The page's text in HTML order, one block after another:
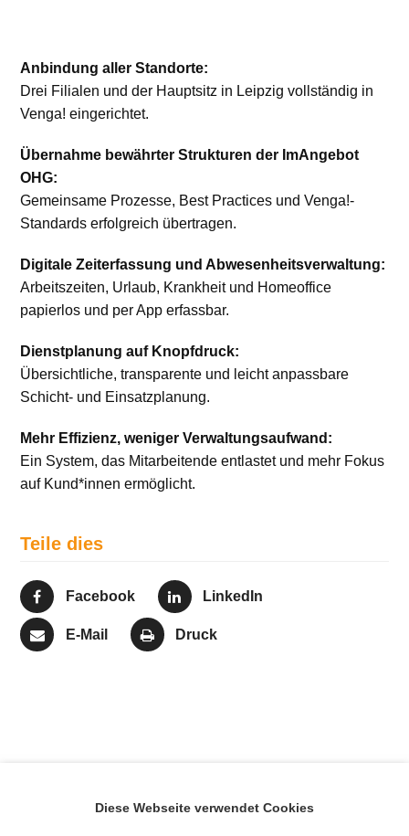
Anbindung aller Standorte:
Drei Filialen und der Hauptsitz in Leipzig vollständig in
Venga! eingerichtet.
Übernahme bewährter Strukturen der ImAngebot
OHG:
Gemeinsame Prozesse, Best Practices und Venga!-
Standards erfolgreich übertragen.
Digitale Zeiterfassung und Abwesenheitsverwaltung:
Arbeitszeiten, Urlaub, Krankheit und Homeoffice
papierlos und per App erfassbar.
Dienstplanung auf Knopfdruck:
Übersichtliche, transparente und leicht anpassbare
Schicht- und Einsatzplanung.
Mehr Effizienz, weniger Verwaltungsaufwand:
Ein System, das Mitarbeitende entlastet und mehr Fokus
auf Kund*innen ermöglicht.
Teile dies
Facebook LinkedIn
E-Mail Druck
Diese Webseite verwendet Cookies